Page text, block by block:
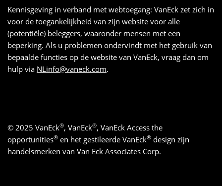
Kennisgeving in verband met webtoegang: VanEck zet zich in
voor de toegankelijkheid van zijn website voor alle
(potentiële) beleggers, waaronder mensen met een
beperking. Als u problemen ondervindt met het gebruik van
bepaalde functies op de website van VanEck, vraag dan om
hulp via NLinfo@vaneck.com.
© 2025 VanEck®, VanEck®, VanEck Access the
opportunities® en het gestileerde VanEck® design zijn
handelsmerken van Van Eck Associates Corp.